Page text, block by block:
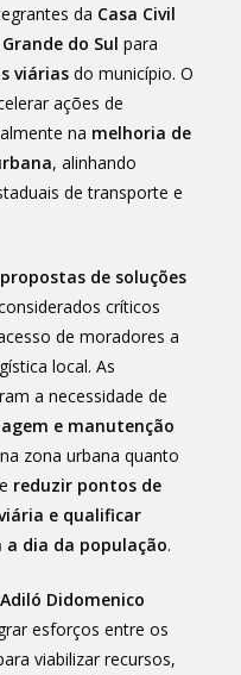
da Casa Civil
do Sul para
viárias do município. O
ações de
na melhoria de
, alinhando
de transporte e
propostas de soluções
críticos
de moradores a
local. As
a necessidade de
e manutenção
zona urbana quanto
reduzir pontos de
e qualificar
dia da população.
Adiló Didomenico
esforços entre os
viabilizar recursos,